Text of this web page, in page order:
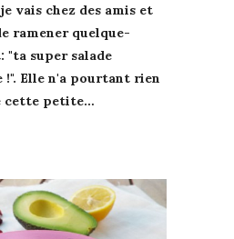
vais chez des amis et
ramener quelque-
"ta super salade
!". Elle n'a pourtant rien
cette petite…